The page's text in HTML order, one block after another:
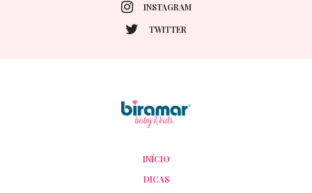
INSTAGRAM
TWITTER
INÍCIO
DICAS